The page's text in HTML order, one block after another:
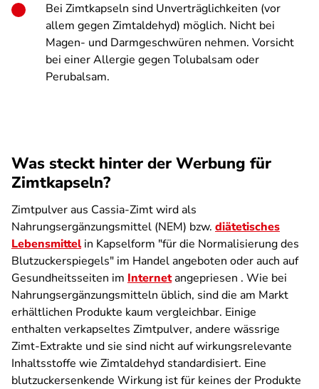
Bei Zimtkapseln sind Unverträglichkeiten (vor
allem gegen Zimtaldehyd) möglich. Nicht bei
Magen- und Darmgeschwüren nehmen. Vorsicht
bei einer Allergie gegen Tolubalsam oder
Perubalsam.
Was steckt hinter der Werbung für
Zimtkapseln?
Zimtpulver aus Cassia-Zimt wird als
Nahrungsergänzungsmittel (NEM) bzw. diätetisches
Lebensmittelin Kapselform "für die Normalisierung des
Blutzuckerspiegels" im Handel angeboten oder auch auf
Gesundheitsseiten im Internetangepriesen . Wie bei
Nahrungsergänzungsmitteln üblich, sind die am Markt
erhältlichen Produkte kaum vergleichbar. Einige
enthalten verkapseltes Zimtpulver, andere wässrige
Zimt-Extrakte und sie sind nicht auf wirkungsrelevante
Inhaltsstoffe wie Zimtaldehyd standardisiert. Eine
blutzuckersenkende Wirkung ist für keines der Produkte